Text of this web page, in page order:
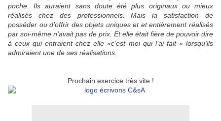
poche. Ils auraient sans doute été plus originaux ou mieux
réalisés chez des professionnels. Mais la satisfaction de
posséder ou d’offrir des objets uniques et et entièrement réalisés
par soi-même n’avait pas de prix. Et elle était fière de pouvoir dire
à ceux qui entraient chez elle «c’est moi qui l’ai fait » lorsqu’ils
admiraient une de ses réalisations.
Prochain exercice très vite !